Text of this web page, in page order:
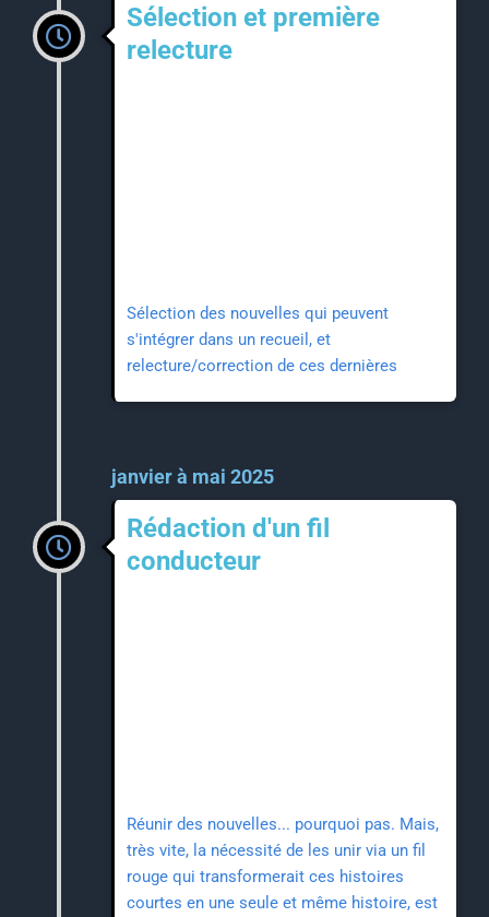
Sélection et première
relecture
Sélection des nouvelles qui peuvent
s'intégrer dans un recueil, et
relecture/correction de ces dernières
janvier à mai 2025
Rédaction d'un fil
conducteur
Réunir des nouvelles... pourquoi pas. Mais,
très vite, la nécessité de les unir via un fil
rouge qui transformerait ces histoires
courtes en une seule et même histoire, est